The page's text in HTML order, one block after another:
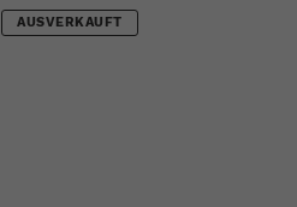
AUSVERKAUFT